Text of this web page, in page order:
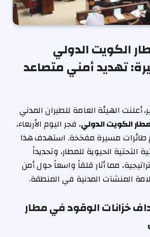
الكويت الدولي
تهديد أمني متصاعد
الهيئة العامة للطيران المدني
مطار الكويت الدولي، فجر اليوم الأربعاء،
طائرات مسيرة مفخخة. استهدف هذا
التحتية الحيوية للمطار، وتحديداً
مما أثار قلقاً واسعاً حول أمن
المنشآت المدنية في المنطقة.
خزانات الوقود في مطار